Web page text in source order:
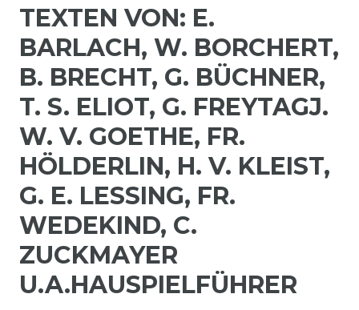
TEXTEN VON: E.
BARLACH, W. BORCHERT,
B. BRECHT, G. BÜCHNER,
T. S. ELIOT, G. FREYTAGJ.
W. V. GOETHE, FR.
HÖLDERLIN, H. V. KLEIST,
G. E. LESSING, FR.
WEDEKIND, C.
ZUCKMAYER
U.A.HAUSPIELFÜHRER